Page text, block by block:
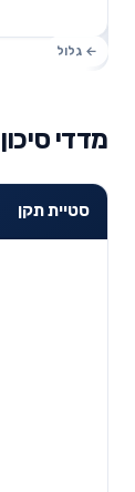
מדדי סיכון
סטיית תקן